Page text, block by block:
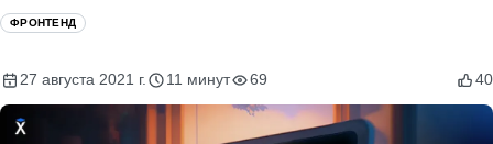
ФРОНТЕНД
27 августа 2021 г. 11 минут 69 40